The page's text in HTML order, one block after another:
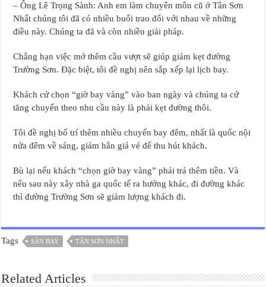
– Ông Lê Trọng Sành: Anh em làm chuyên môn cũ ở Tân Sơn
Nhất chúng tôi đã có nhiều buổi trao đổi với nhau về những
điều này. Chúng ta đã và còn nhiều giải pháp.
Chẳng hạn việc mở thêm cầu vượt sẽ giúp giảm kẹt đường
Trường Sơn. Đặc biệt, tôi đề nghị nên sắp xếp lại lịch bay.
Khách cứ chọn “giờ bay vàng” vào ban ngày và chúng ta cứ
tăng chuyến theo nhu cầu này là phải kẹt đường thôi.
Tôi đề nghị bố trí thêm nhiều chuyến bay đêm, nhất là quốc nội
nửa đêm về sáng, giảm hẳn giá vé để thu hút khách.
Bù lại nếu khách “chọn giờ bay vàng” phải trả thêm tiền. Và
nếu sau này xây nhà ga quốc tế ra hướng khác, đi đường khác
thì đường Trường Sơn sẽ giảm lượng khách đi.
Tags SÂN BAY TÂN SƠN NHẤT
Related Articles